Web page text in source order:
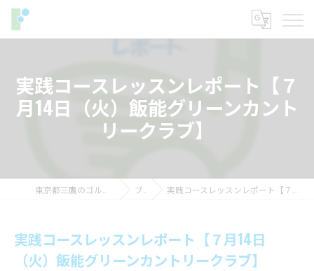
実践コースレッスンレポート【７
月14日（火）飯能グリーンカント
リークラブ】
ブログ 実践コースレッスンレポート【７月14日（火）飯能グリーンカントリークラブ】
実践コースレッスンレポート【７月14日
（火）飯能グリーンカントリークラブ】